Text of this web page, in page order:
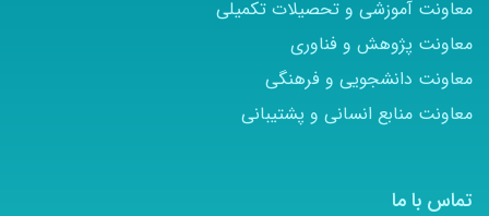
معاونت آموزشی و تحصیلات تکمیلی
معاونت پژوهش و فناوری
معاونت دانشجویی و فرهنگی
معاونت منابع انسانی و پشتیبانی
تماس با ما